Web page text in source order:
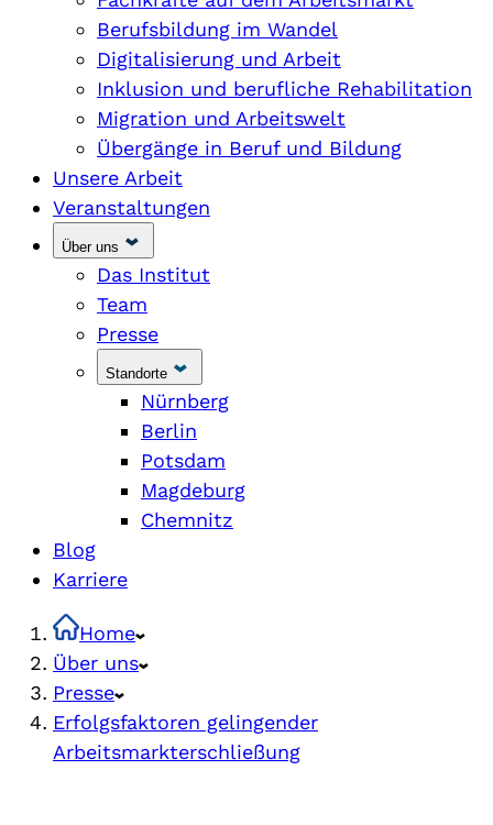
Berufsbildung im Wandel
Digitalisierung und Arbeit
Inklusion und berufliche Rehabilitation
Migration und Arbeitswelt
Übergänge in Beruf und Bildung
Unsere Arbeit
Veranstaltungen
Über uns
Das Institut
Team
Presse
Standorte
Nürnberg
Berlin
Potsdam
Magdeburg
Chemnitz
Blog
Karriere
Home
Über uns
Presse
Erfolgsfaktoren gelingender
Arbeitsmarkterschließung